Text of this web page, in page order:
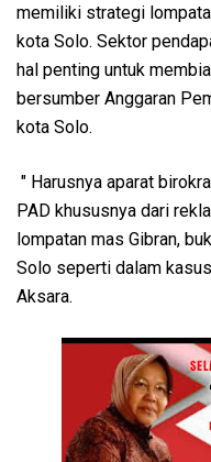
memiliki strategi
kota Solo. Sektor
hal penting untuk
bersumber Anggaran
kota Solo.
" Harusnya aparat
PAD khususnya dari
lompatan mas Gibran,
Solo seperti dalam
Aksara.